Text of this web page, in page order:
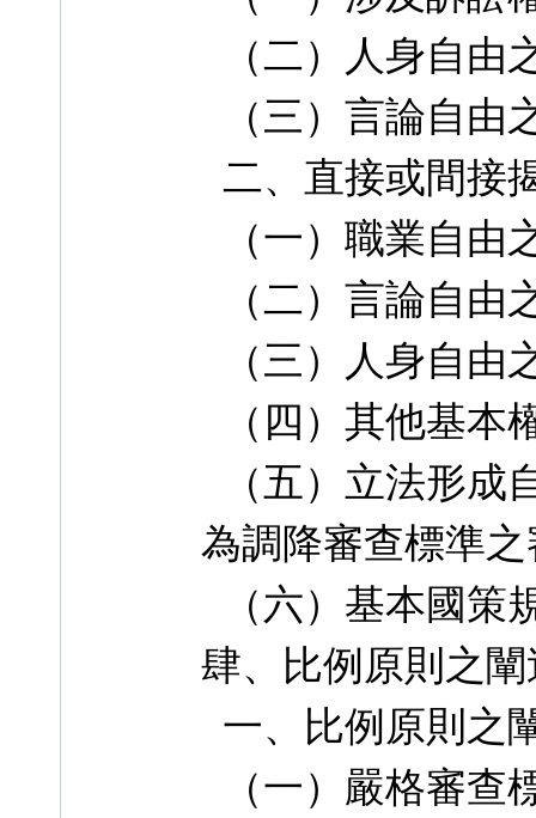
（二）人身自由
（三）言論自由
二、直接或間接
（一）職業自由
（二）言論自由
（三）人身自由
（四）其他基本
（五）立法形成
為調降審查標準
（六）基本國策
肆、比例原則之
一、比例原則之
（一）嚴格審查